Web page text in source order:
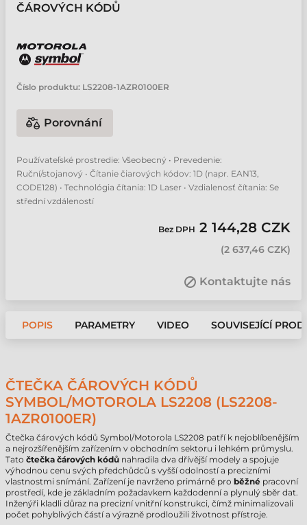
ČÁROVÝCH KÓDŮ
Číslo produktu: LS2208-1AZR0100ER
Porovnání
Používateľské prostredie: Všeobecný • Prevedenie:
Ruční/stojanový • Čítanie čiarových kódov: 1D (napr. EAN13,
CODE128) • Technológia čítania: 1D Laser • Vzdialenosť čítania: Se
střední vzdáleností
Bez DPH 2 144,28 CZK
(2 637,46 CZK)
Kontaktujte nás
POPIS PARAMETRY VIDEO SOUVISEJÍCÍ
ČTEČKA ČÁROVÝCH KÓDŮ
SYMBOL/MOTOROLA LS2208 (LS2208-
1AZR0100ER)
Čtečka čárových kódů Symbol/Motorola LS2208 patří k nejoblíbenějším
a nejrozšířenějším zařízením v obchodním sektoru i lehkém průmyslu.
Tato čtečka čárových kódů nahradila dva dřívější modely a spojuje
výhodnou cenu svých předchůdců s vyšší odolností a precizními
vlastnostmi snímání. Zařízení je navrženo primárně pro běžné pracovní
prostředí, kde je základním požadavkem každodenní a plynulý sběr dat.
Inženýři kladli důraz na precizní vnitřní konstrukci, čímž minimalizovali
počet pohyblivých částí a výrazně prodloužili životnost přístroje.